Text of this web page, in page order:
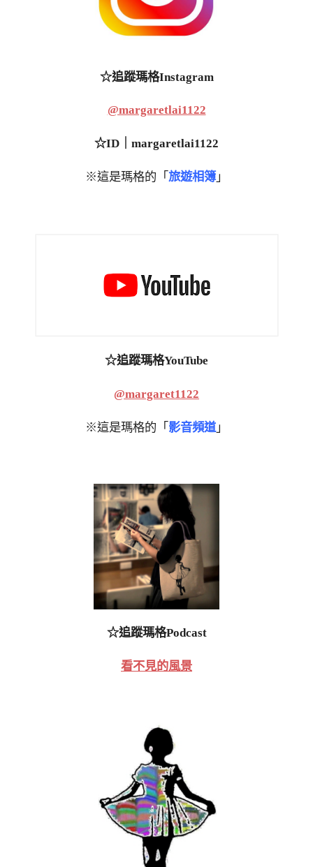
☆追蹤瑪格Instagram
@margaretlai1122
☆ID｜margaretlai1122
※這是瑪格的「 旅遊相簿 」
☆追蹤瑪格YouTube
@margaret1122
※這是瑪格的「 影音頻道 」
☆追蹤瑪格Podcast
看不見的風景